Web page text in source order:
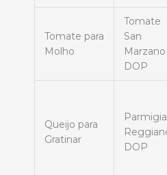
Tomate para
Molho
Tomate
San
Marzano
DOP
Queijo para
Gratinar
DOP